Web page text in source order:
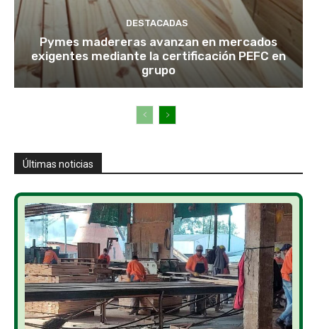
DESTACADAS
Pymes madereras avanzan en mercados
exigentes mediante la certificación PEFC en
grupo
Últimas noticias